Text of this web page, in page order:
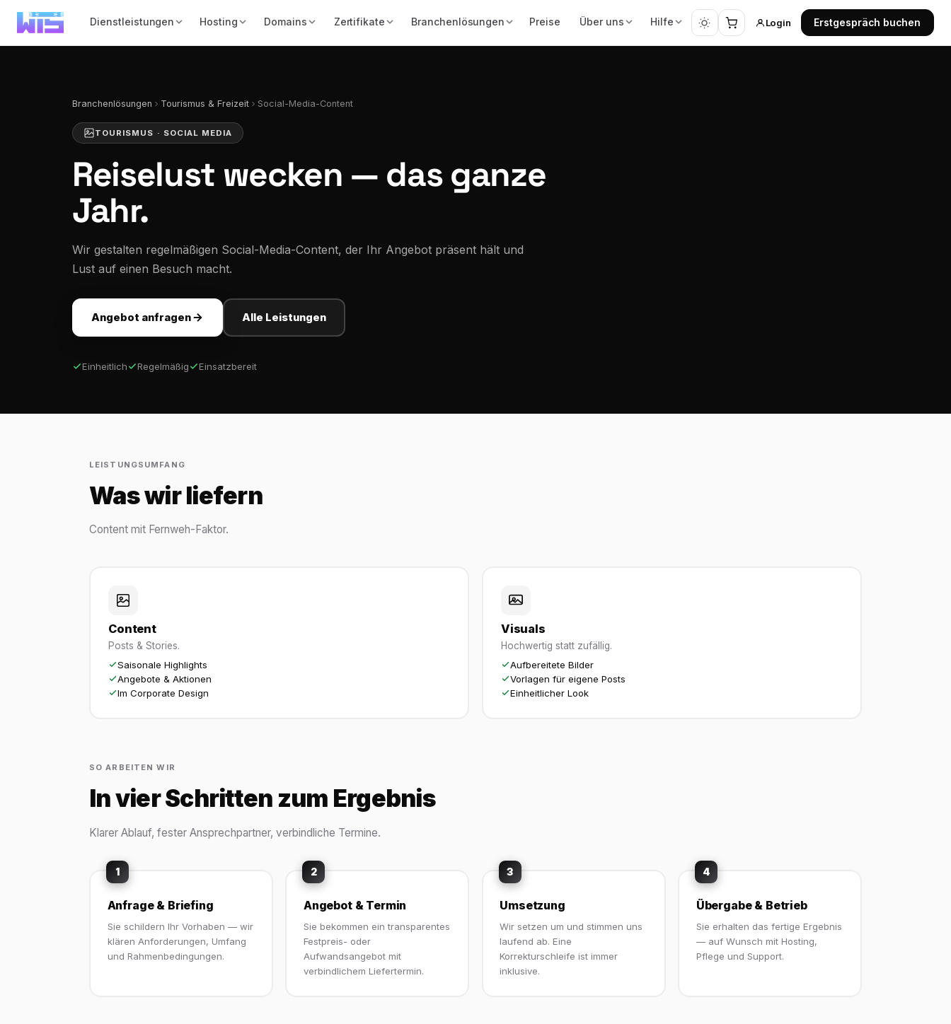
Dienstleistungen Hosting Domains Zertifikate Branchenlösungen Preise Über uns Hilfe Login Erstgespräch buchen
Branchenlösungen Tourismus & Freizeit Social-Media-Content
TOURISMUS · SOCIAL MEDIA
Reiselust wecken — das ganze
Jahr.
Wir gestalten regelmäßigen Social-Media-Content, der Ihr Angebot präsent hält und
Lust auf einen Besuch macht.
Angebot anfragen Alle Leistungen
Einheitlich Regelmäßig Einsatzbereit
LEISTUNGSUMFANG
Was wir liefern
Content mit Fernweh-Faktor.
Content
Posts & Stories.
Saisonale Highlights
Angebote & Aktionen
Im Corporate Design
Visuals
Hochwertig statt zufällig.
Aufbereitete Bilder
Vorlagen für eigene Posts
Einheitlicher Look
SO ARBEITEN WIR
In vier Schritten zum Ergebnis
Klarer Ablauf, fester Ansprechpartner, verbindliche Termine.
1
Anfrage & Briefing
Sie schildern Ihr Vorhaben — wir
klären Anforderungen, Umfang
und Rahmenbedingungen.
2
Angebot & Termin
Sie bekommen ein transparentes
Festpreis- oder
Aufwandsangebot mit
verbindlichem Liefertermin.
3
Umsetzung
Wir setzen um und stimmen uns
laufend ab. Eine
Korrekturschleife ist immer
inklusive.
4
Übergabe & Betrieb
Sie erhalten das fertige Ergebnis
— auf Wunsch mit Hosting,
Pflege und Support.